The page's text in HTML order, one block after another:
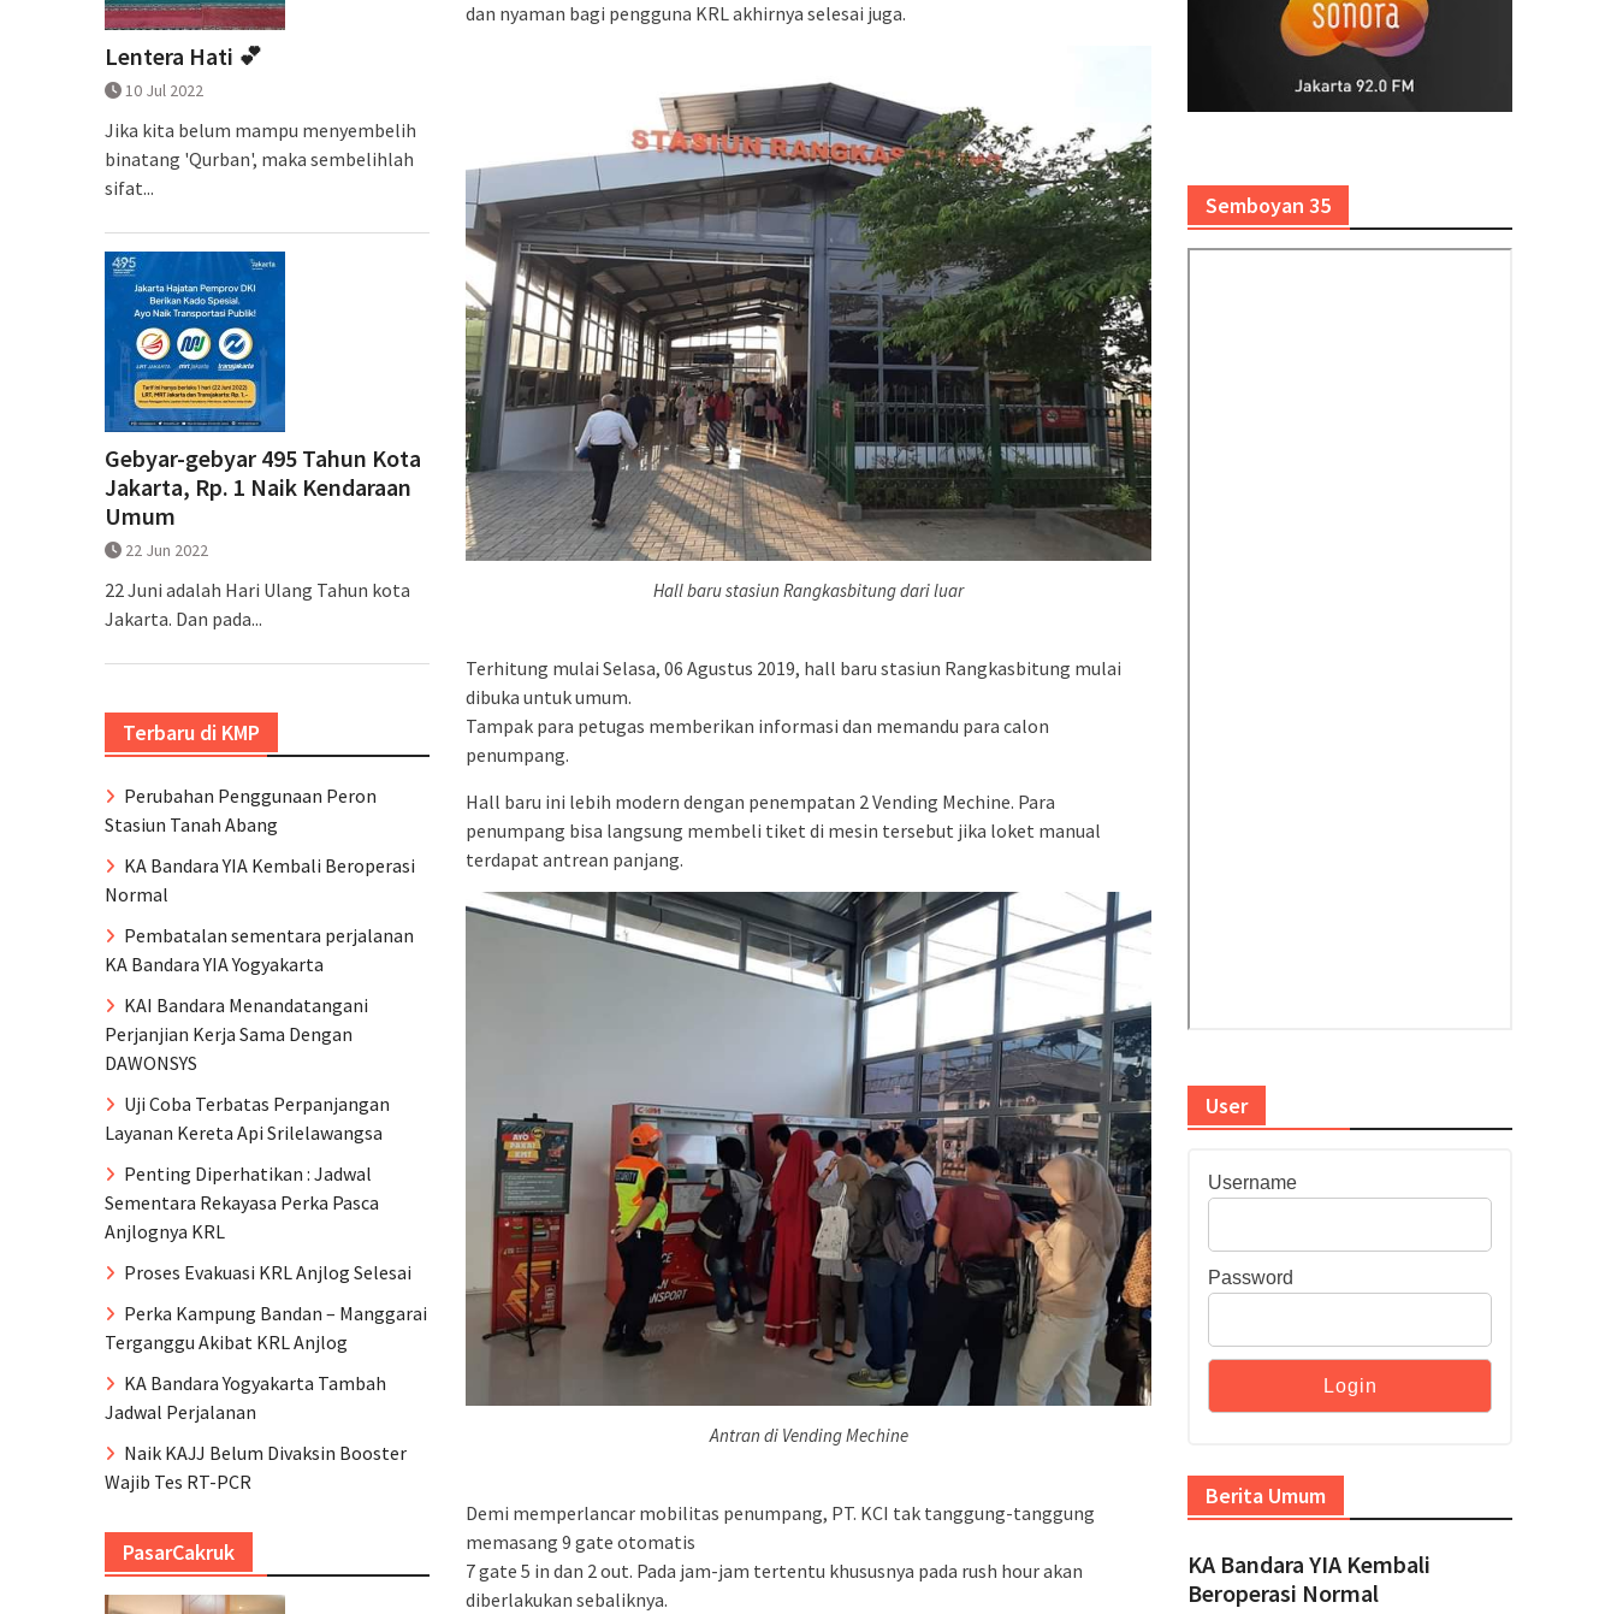
dan nyaman bagi pengguna KRL akhirnya selesai juga.
Hall baru stasiun Rangkasbitung dari luar
Terhitung mulai Selasa, 06 Agustus 2019, hall baru stasiun Rangkasbitung mulai
dibuka untuk umum.
Tampak para petugas memberikan informasi dan memandu para calon
penumpang.
Hall baru ini lebih modern dengan penempatan 2 Vending Mechine. Para
penumpang bisa langsung membeli tiket di mesin tersebut jika loket manual
terdapat antrean panjang.
Antran di Vending Mechine
Demi memperlancar mobilitas penumpang, PT. KCI tak tanggung-tanggung
memasang 9 gate otomatis
7 gate 5 in dan 2 out. Pada jam-jam tertentu khususnya pada rush hour akan
diberlakukan sebaliknya.
Semboyan 35
User
Username
Password
Berita Umum
KA Bandara YIA Kembali
Beroperasi Normal
Lentera Hati 💕
10 Jul 2022
Jika kita belum mampu menyembelih
binatang 'Qurban', maka sembelihlah
sifat...
Gebyar-gebyar 495 Tahun Kota
Jakarta, Rp. 1 Naik Kendaraan
Umum
22 Jun 2022
22 Juni adalah Hari Ulang Tahun kota
Jakarta. Dan pada...
Terbaru di KMP
Perubahan Penggunaan Peron
Stasiun Tanah Abang
KA Bandara YIA Kembali Beroperasi
Normal
Pembatalan sementara perjalanan
KA Bandara YIA Yogyakarta
KAI Bandara Menandatangani
Perjanjian Kerja Sama Dengan
DAWONSYS
Uji Coba Terbatas Perpanjangan
Layanan Kereta Api Srilelawangsa
Penting Diperhatikan : Jadwal
Sementara Rekayasa Perka Pasca
Anjlognya KRL
Proses Evakuasi KRL Anjlog Selesai
Perka Kampung Bandan – Manggarai
Terganggu Akibat KRL Anjlog
KA Bandara Yogyakarta Tambah
Jadwal Perjalanan
Naik KAJJ Belum Divaksin Booster
Wajib Tes RT-PCR
PasarCakruk